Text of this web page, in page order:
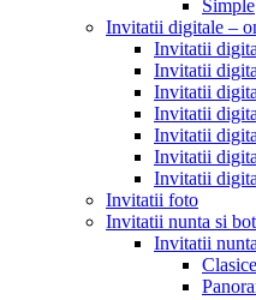
Simple
Invitatii digitale –
Invitatii
Invitatii
Invitatii
Invitatii
Invitatii
Invitatii
Invitatii
Invitatii foto
Invitatii nunta si
Invitatii
Clasice